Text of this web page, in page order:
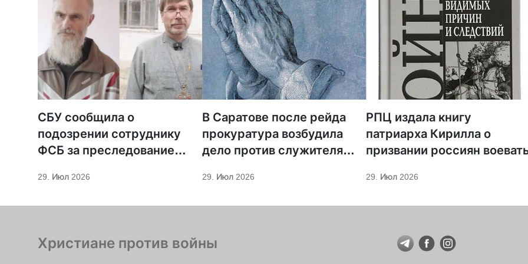
СБУ сообщила о
подозрении сотруднику
ФСБ за преследование
29. Июл 2026
В Саратове после рейда
прокуратура возбудила
дело против служителя
29. Июл 2026
РПЦ издала книгу
патриарха Кирилла о
призвании россиян
29. Июл 2026
Христиане против войны